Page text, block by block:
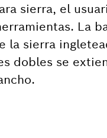
sierra, el
La
sierra
dobles se